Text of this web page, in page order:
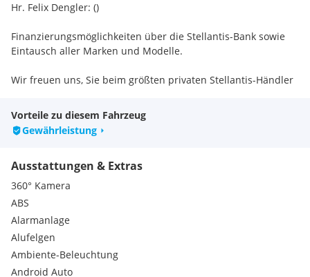
Hr. Felix Dengler: ()
Finanzierungsmöglichkeiten über die Stellantis-Bank sowie
Eintausch aller Marken und Modelle.
Wir freuen uns, Sie beim größten privaten Stellantis-Händler
Vorbehaltlich Druck und Schreibfehler
Sonderausstattungen:
Vorteile zu diesem Fahrzeug
Gewährleistung
Ausstattungen & Extras
360° Kamera
ABS
Alarmanlage
Alufelgen
Ambiente-Beleuchtung
Android Auto